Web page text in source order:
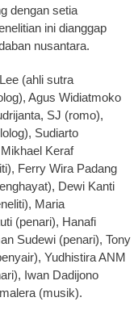
dengan setia
ini dianggap
nusantara.
(ahli sutra
Agus Widiatmoko
SJ (romo),
Sudiarto
Keraf
Ferry Wira Padang
Dewi Kanti
Maria
(penari), Hanafi
Sudewi (penari), Tony
Yudhistira ANM
Iwan Dadijono
(musik).